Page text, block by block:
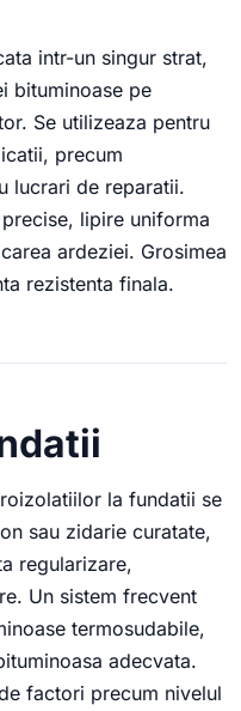
intr-un singur strat,
bituminoase pe
Se utilizeaza pentru
precum
lucrari de reparatii.
lipire uniforma
ardeziei. Grosimea
rezistenta finala.
la fundatii se
sau zidarie curatate,
regularizare,
Un sistem frecvent
termosudabile,
adecvata.
factori precum nivelul